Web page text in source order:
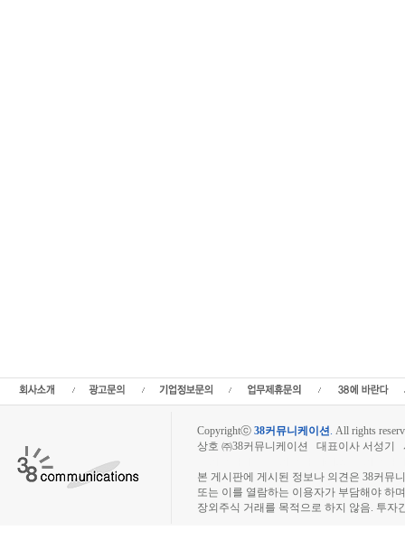
Copyrightⓒ 38커뮤니케이션. All rights
상호 ㈜38커뮤니케이션 대표이사 서성기
본 게시판에 게시된 정보나 의견은 38커뮤
또는 이를 열람하는 이용자가 부담해야 하
장외주식 거래를 목적으로 하지 않음. 투